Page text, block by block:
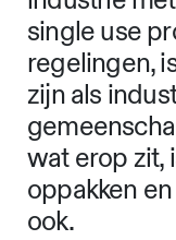
single use
regelingen,
zijn als
wat erop zit,
oppakken
ook.